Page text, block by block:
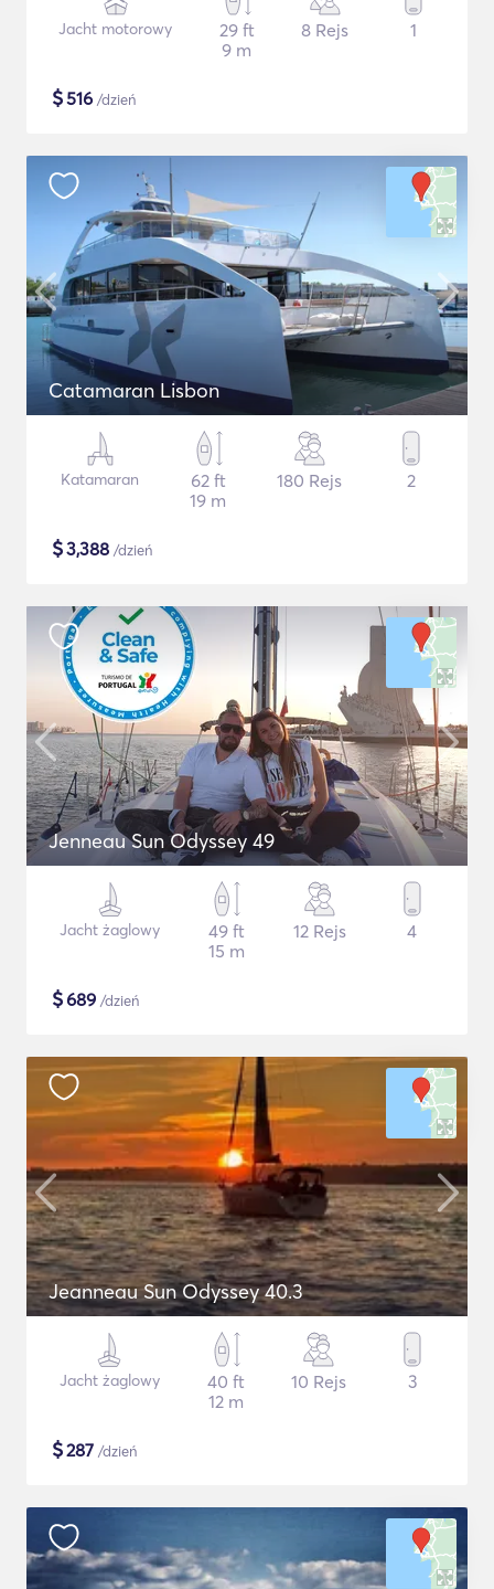
Jacht motorowy
29 ft
9 m
8 Rejs 1
$516 /dzień
Catamaran Lisbon
Katamaran
62 ft
19 m
180 Rejs 2
$3,388 /dzień
Jenneau Sun Odyssey 49
Jacht żaglowy
49 ft
15 m
12 Rejs 4
$689 /dzień
Jeanneau Sun Odyssey 40.3
Jacht żaglowy
40 ft
12 m
10 Rejs 3
$287 /dzień